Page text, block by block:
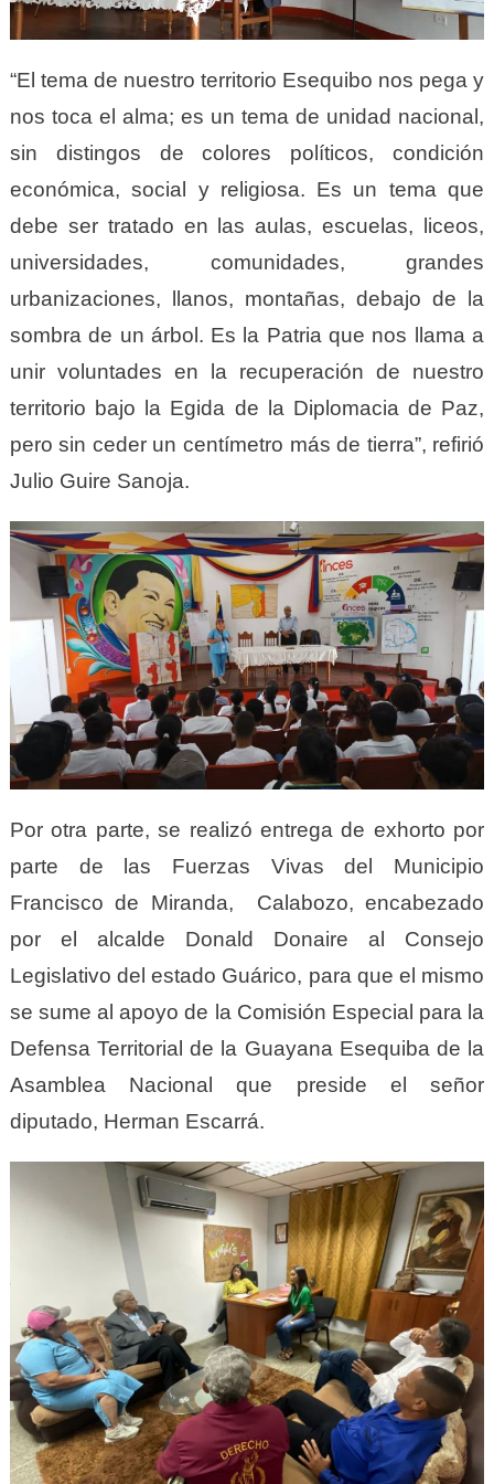
“El tema de nuestro territorio Esequibo nos pega y
nos toca el alma; es un tema de unidad nacional,
sin distingos de colores políticos, condición
económica, social y religiosa. Es un tema que
debe ser tratado en las aulas, escuelas, liceos,
universidades, comunidades, grandes
urbanizaciones, llanos, montañas, debajo de la
sombra de un árbol. Es la Patria que nos llama a
unir voluntades en la recuperación de nuestro
territorio bajo la Egida de la Diplomacia de Paz,
pero sin ceder un centímetro más de tierra”, refirió
Julio Guire Sanoja.
Por otra parte, se realizó entrega de exhorto por
parte de las Fuerzas Vivas del Municipio
Francisco de Miranda, Calabozo, encabezado
por el alcalde Donald Donaire al Consejo
Legislativo del estado Guárico, para que el mismo
se sume al apoyo de la Comisión Especial para la
Defensa Territorial de la Guayana Esequiba de la
Asamblea Nacional que preside el señor
diputado, Herman Escarrá.